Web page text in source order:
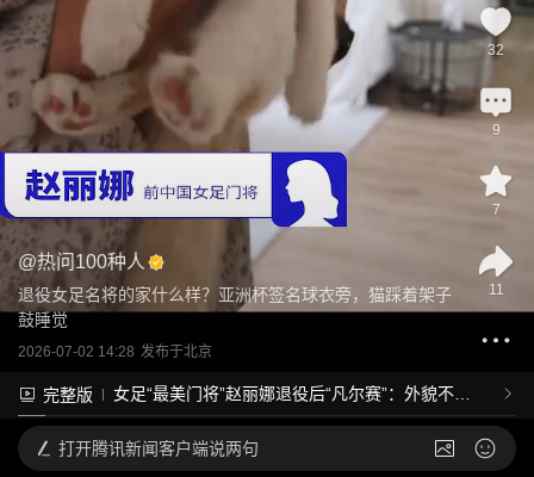
@热问100种人
退役女足名将的家什么样？亚洲杯签名球衣旁，猫踩着架子
鼓睡觉
2026-07-02 14:28 发布于北京
完整版
女足“最美门将”赵丽娜退役后“凡尔赛”：外貌不过
是我万分之一的优点
32
9
7
11
打开腾讯新闻客户端说两句